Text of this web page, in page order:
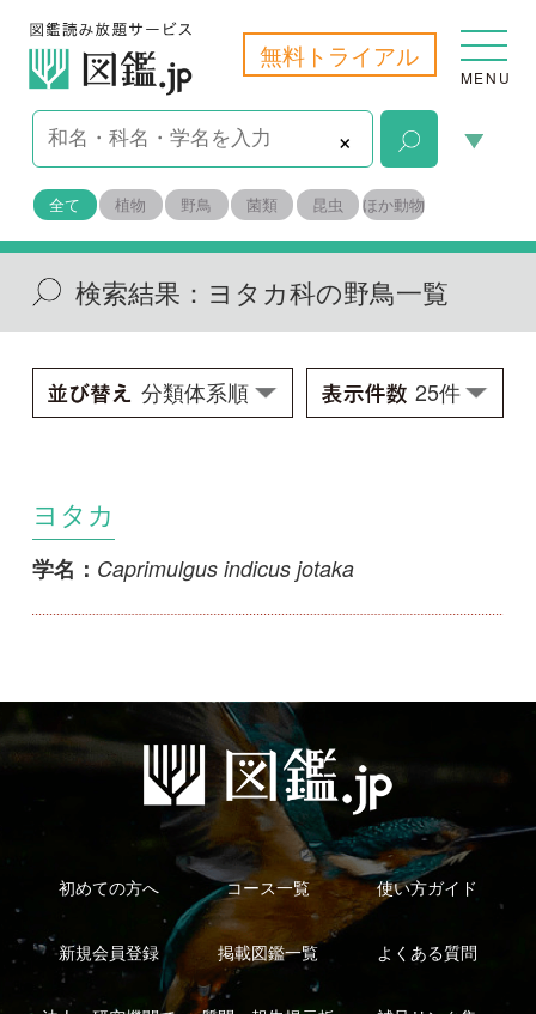
無料トライアル
MENU
×
全て 植物 野鳥 菌類 昆虫 ほか動物
検索結果：ヨタカ科の野鳥一覧
初めての方へ コース一覧
掲載図鑑一覧 よくある質問
質問・報告掲示板 補足リンク集